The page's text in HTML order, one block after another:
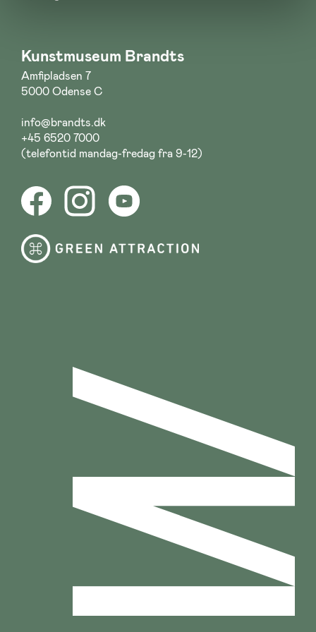
Kunstmuseum Brandts
Amfipladsen 7
5000 Odense C
info@brandts.dk
+45 6520 7000
(telefontid mandag-fredag fra 9-12)